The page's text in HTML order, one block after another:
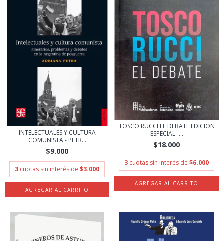
INTELECTUALES Y CULTURA
COMUNISTA - PETR...
$9.000
3 cuotas sin interés de $3.000
TOSCO RUCCI EL DEBATE EDICION
ESPECIAL -...
$18.000
3 cuotas sin interés de $6.000